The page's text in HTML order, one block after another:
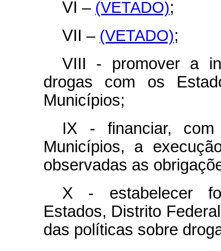
VI – (VETADO);
VII – (VETADO);
VIII - promover a
drogas com os
Municípios;
IX - financiar,
Municípios, a
observadas as
X - estabelecer
Estados, Distrito
das políticas sobre